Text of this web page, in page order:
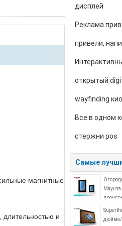
магнитные
и
дисплей
Реклама
привели,
открытый
wayfinding
Все в одном
стержни pos
Самые
дюйма/